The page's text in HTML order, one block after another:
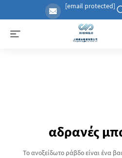
[email protected]
αδρανές
Το ανοξείδωτο ράβδο είναι ένα